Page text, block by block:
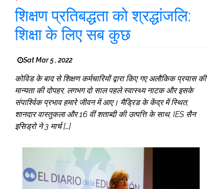
शिक्षण प्रतिबद्धता को श्रद्धांजलि:
शिक्षा के लिए सब कुछ
Sat Mar 5 , 2022
कोविड के बाद से शिक्षण कर्मचारियों द्वारा किए गए अलौकिक प्रयास की
मान्यता की दोपहर, लगभग दो साल पहले स्वास्थ्य नाटक और इसके
संपार्श्विक प्रभाव हमारे जीवन में आए। मैड्रिड के केंद्र में स्थित,
शानदार वास्तुकला और 16 वीं शताब्दी की उत्पत्ति के साथ, IES सैन
इसिड्रो ने 3 मार्च […]